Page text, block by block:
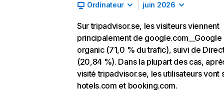
Ordinateur juin 2026
Sur tripadvisor.se, les visiteurs viennent
principalement de google.com__Google
organic (71,0 % du trafic), suivi de
(20,84 %). Dans la plupart des cas,
visité tripadvisor.se, les utilisateurs vont
hotels.com et booking.com.